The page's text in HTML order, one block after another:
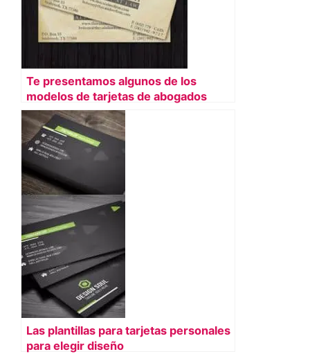
Te presentamos algunos de los
modelos de tarjetas de abogados
Las plantillas para tarjetas personales
para elegir diseño